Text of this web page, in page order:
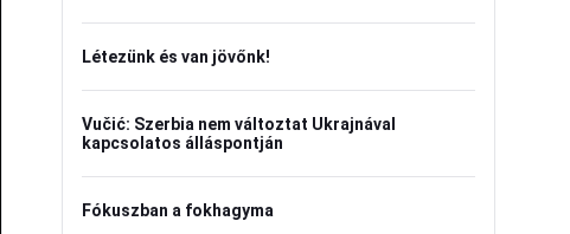
Létezünk és van jövőnk!
Vučić: Szerbia nem változtat Ukrajnával
kapcsolatos álláspontján
Fókuszban a fokhagyma